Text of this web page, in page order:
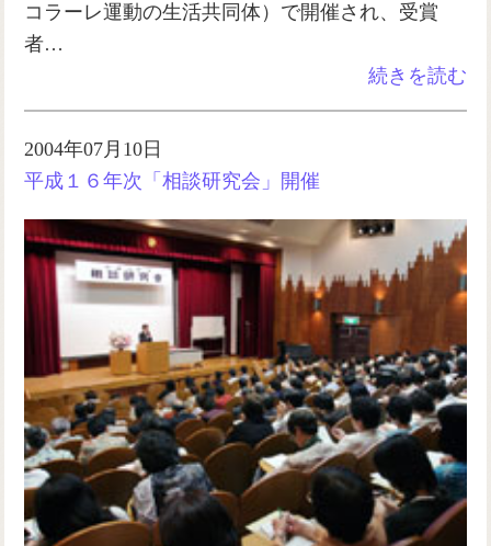
コラーレ運動の生活共同体）で開催され、受賞
者…
続きを読む
2004年07月10日
平成１６年次「相談研究会」開催